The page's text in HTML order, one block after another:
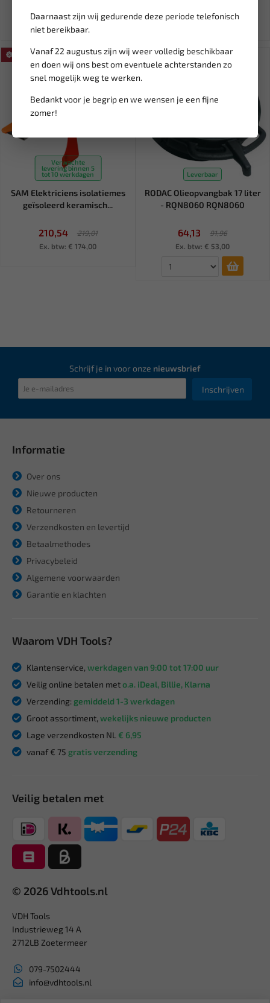
Daarnaast zijn wij gedurende deze periode telefonisch
niet bereikbaar.
Vanaf 22 augustus zijn wij weer volledig beschikbaar
en doen wij ons best om eventuele achterstanden zo
snel mogelijk weg te werken.
Bedankt voor je begrip en we wensen je een fijne
zomer!
Verwachte
levering binnen 5
tot 10 werkdagen
SAM Elektriciens isolatiemes
geïsoleerd keramisch...
210,54
219,01
Ex. btw: € 174,00
SALE!
Leverbaar
RODAC Olieopvangbak 17 liter
- RQN8060 RQN8060
64,13
91,96
Ex. btw: € 53,00
Schrijf je in voor onze nieuwsbrief
Inschrijven
Informatie
Over ons
Nieuwe producten
Retourneren
Verzendkosten en levertijd
Betaalmethodes
Privacybeleid
Algemene voorwaarden
Garantie en klachten
Waarom VDH Tools?
Klantenservice, werkdagen van 9:00 tot 17:00 uur
Veilig online betalen meto.a. iDeal, Billie, Klarna
Verzending: gemiddeld 1-3 werkdagen
Groot assortiment, wekelijks nieuwe producten
Lage verzendkosten NL € 6,95
vanaf € 75 gratis verzending
Veilig betalen met
© 2026 Vdhtools.nl
VDH Tools
Industrieweg 14 A
2712LB Zoetermeer
079-7502444
info@vdhtools.nl